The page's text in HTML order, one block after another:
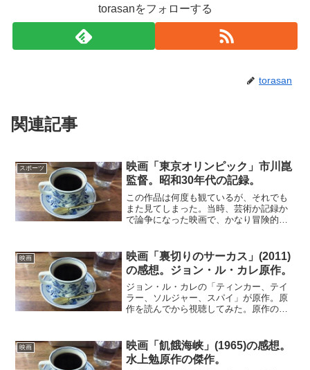
torasanをフォローする
torasan
関連記事
スポーツ
映画「東京オリンピック」市川崑
監督。昭和30年代の記録。
この作品は何度も観ているが、それでも
また見てしまった。当時、芸術か記録か
で論争になった映画で、かなり冒険的な
れていない。それでも有名選手たちが多
数登場する。アベベ、ヘ...
映画
映画「裏切りのサーカス」(2011)
の感想。ジョン・ル・カレ原作。
ジョン・ル・カレの「ティンカー、テイ
ラー、ソルジャー、スパイ」が原作。原
作を読んでから視聴してみた。原作の雰
ら帰ったスパイ」同様、ジョン・ル・カ
レ作品のよさが伝わっ...
映画
映画「飢餓海峡」(1965)の感想。
水上勉原作の傑作。